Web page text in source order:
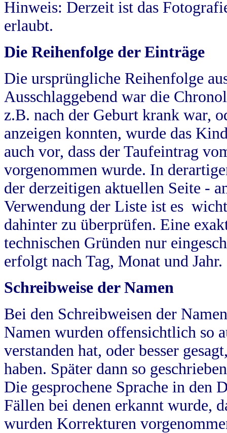
Hinweis: Derzeit ist das
erlaubt.
Die Reihenfolge der Einträge
Die ursprüngliche Reihenfolge
Ausschlaggebend war die
z.B. nach der Geburt krank war,
anzeigen konnten, wurde das
auch vor, dass der Taufeintrag
vorgenommen wurde. In
der derzeitigen aktuellen Seite -
Verwendung der Liste ist es
dahinter zu überprüfen. Eine
technischen Gründen nur
erfolgt nach Tag, Monat und Jahr.
Schreibweise der Namen
Bei den Schreibweisen der
Namen wurden offensichtlich so
verstanden hat, oder besser
haben. Später dann so
Die gesprochene Sprache in
Fällen bei denen erkannt wurde,
wurden Korrekturen